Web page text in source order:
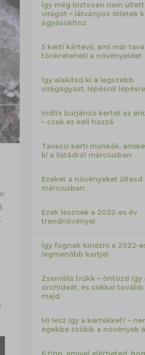
Így még biztosan nem
virágot – látványos ötletek
ágyásokhoz
5 kerti kártevő, ami már
tönkreteheti a növényeidet
Így alakítsd ki a legszebb
virágágyást, lépésről lépésre
Indíts burjánzó kertet az
– csak ez kell hozzá
Tavaszi kerti munkák,
ki a listádról márciusban
Ezeket a növényeket ültesd
márciusban
Ezek lesznek a 2022-es év
trendnövényei
Így fognak kinézni a 2022-
legmenőbb kertjei
Zseniális trükk – öntözd így
orchideát, és sokkal tovább
majd
Mi lesz így a kertekkel? –
egekbe szökik a növények